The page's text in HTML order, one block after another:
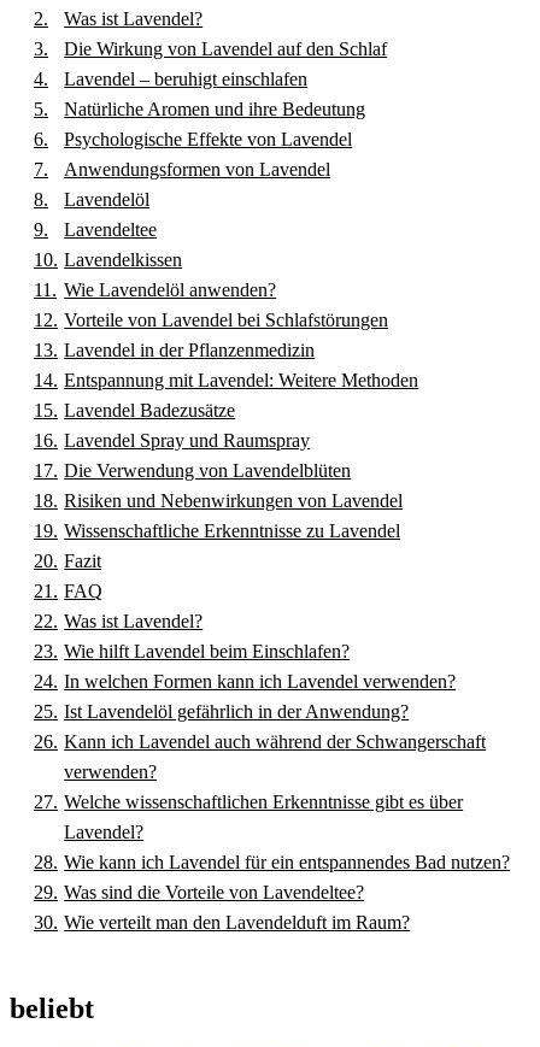
Was ist Lavendel?
Die Wirkung von Lavendel auf den Schlaf
Lavendel – beruhigt einschlafen
Natürliche Aromen und ihre Bedeutung
Psychologische Effekte von Lavendel
Anwendungsformen von Lavendel
Lavendelöl
Lavendeltee
Lavendelkissen
Wie Lavendelöl anwenden?
Vorteile von Lavendel bei Schlafstörungen
Lavendel in der Pflanzenmedizin
Entspannung mit Lavendel: Weitere Methoden
Lavendel Badezusätze
Lavendel Spray und Raumspray
Die Verwendung von Lavendelblüten
Risiken und Nebenwirkungen von Lavendel
Wissenschaftliche Erkenntnisse zu Lavendel
Fazit
FAQ
Was ist Lavendel?
Wie hilft Lavendel beim Einschlafen?
In welchen Formen kann ich Lavendel verwenden?
Ist Lavendelöl gefährlich in der Anwendung?
Kann ich Lavendel auch während der Schwangerschaft
verwenden?
Welche wissenschaftlichen Erkenntnisse gibt es über
Lavendel?
Wie kann ich Lavendel für ein entspannendes Bad nutzen?
Was sind die Vorteile von Lavendeltee?
Wie verteilt man den Lavendelduft im Raum?
beliebt